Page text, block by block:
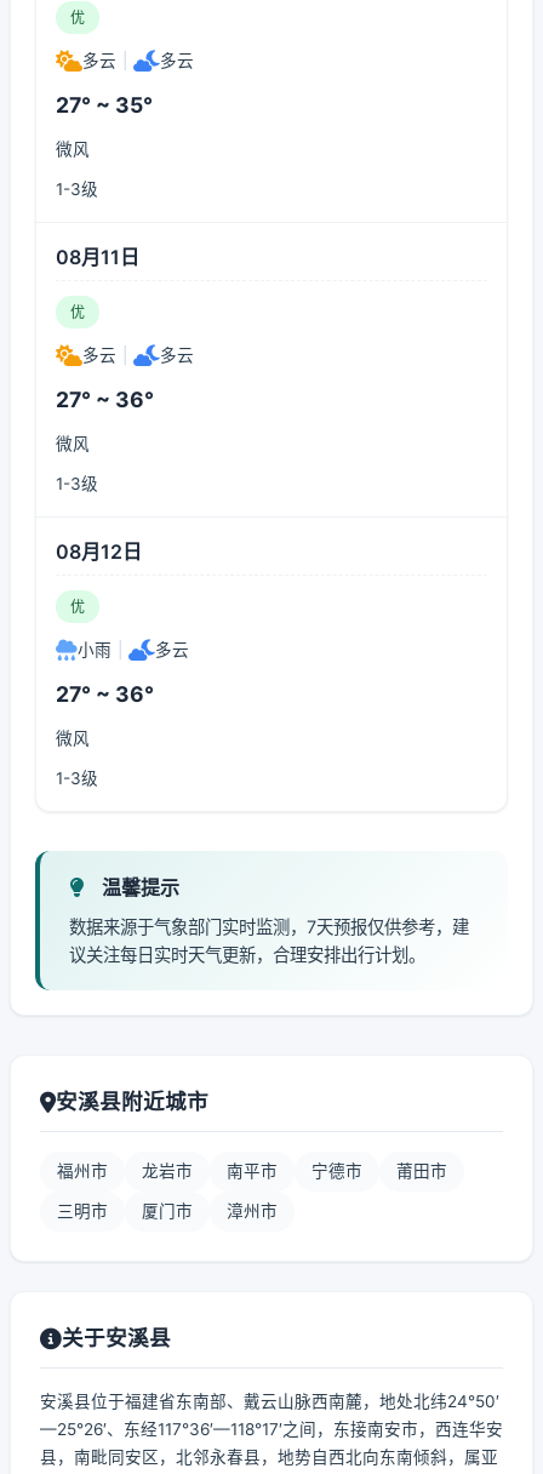
优
多云 多云
27° ~ 35°
微风
1-3级
08月11日
优
多云 多云
27° ~ 36°
微风
1-3级
08月12日
优
小雨 多云
27° ~ 36°
微风
1-3级
温馨提示
数据来源于气象部门实时监测，7天预报仅供参考，建
议关注每日实时天气更新，合理安排出行计划。
安溪县附近城市
福州市 龙岩市 南平市 宁德市 莆田市
三明市 厦门市 漳州市
关于安溪县
安溪县位于福建省东南部、戴云山脉西南麓，地处北纬24°50′
—25°26′、东经117°36′—118°17′之间，东接南安市，西连华安
县，南毗同安区，北邻永春县，地势自西北向东南倾斜，属亚